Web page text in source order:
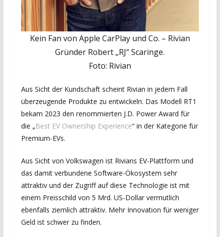
Kein Fan von Apple CarPlay und Co. – Rivian
Gründer Robert „RJ“ Scaringe.
Foto: Rivian
Aus Sicht der Kundschaft scheint Rivian in jedem Fall
überzeugende Produkte zu entwickeln. Das Modell RT1
bekam 2023 den renommierten J.D. Power Award für
die „Best EV Ownership Experience“ in der Kategorie für
Premium-EVs.
Aus Sicht von Volkswagen ist Rivians EV-Plattform und
das damit verbundene Software-Ökosystem sehr
attraktiv und der Zugriff auf diese Technologie ist mit
einem Preisschild von 5 Mrd. US-Dollar vermutlich
ebenfalls ziemlich attraktiv. Mehr Innovation für weniger
Geld ist schwer zu finden.